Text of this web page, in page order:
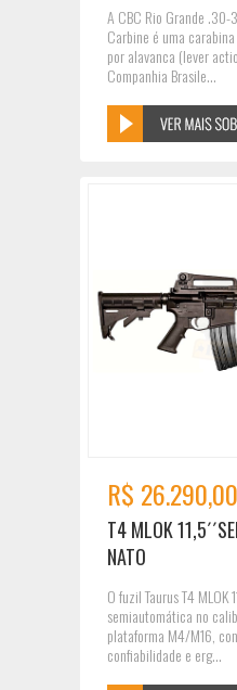
A CBC Rio Grande .30-
Carbine é uma
por alavanca (lever
Companhia Brasile...
R$ 26.290,00
T4 MLOK
NATO
O fuzil Taurus T4 MLOK
semiautomática no
plataforma M4/M16,
confiabilidade e erg...